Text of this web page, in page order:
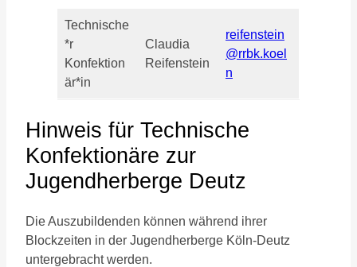
Technische
*r
Konfektion
är*in
Claudia
Reifenstein
reifenstein
@rrbk.koel
n
Hinweis für Technische
Konfektionäre zur
Jugendherberge Deutz
Die Auszubildenden können während ihrer
Blockzeiten in der Jugendherberge Köln-Deutz
untergebracht werden.